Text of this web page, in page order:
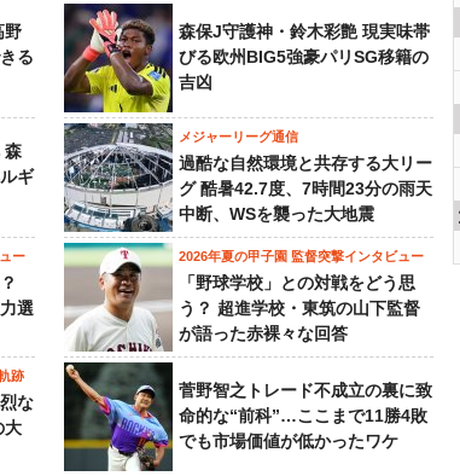
野
る
森保J守護神・鈴木彩艶 現実味帯
びる欧州BIG5強豪パリSG移籍の
吉凶
森
ギ
メジャーリーグ通信
過酷な自然環境と共存する大リー
グ 酷暑42.7度、7時間23分の雨天
中断、WSを襲った大地震
ー
選
2026年夏の甲子園 監督突撃インタビュー
「野球学校」との対戦をどう思
う？ 超進学校・東筑の山下監督
が語った赤裸々な回答
跡
な
大
菅野智之トレード不成立の裏に致
命的な“前科”…ここまで11勝4敗
でも市場価値が低かったワケ